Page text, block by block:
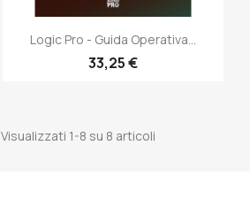
 Anteprima
Logic Pro - Guida Operativa...
33,25 €
Visualizzati 1-8 su 8 articoli